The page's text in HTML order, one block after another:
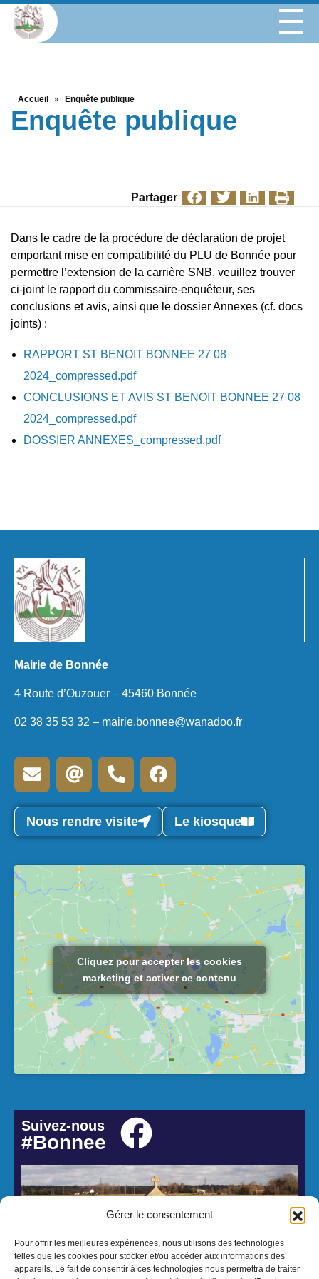
Gérer le consentement
Pour offrir les meilleures expériences, nous utilisons des technologies
telles que les cookies pour stocker et/ou accéder aux informations des
appareils. Le fait de consentir à ces technologies nous permettra de traiter
Accueil » Enquête publique
Enquête publique
Partager
Dans le cadre de la procédure de déclaration de projet
emportant mise en compatibilité du PLU de Bonnée pour
permettre l’extension de la carrière SNB, veuillez trouver
ci-joint le rapport du commissaire-enquêteur, ses
conclusions et avis, ainsi que le dossier Annexes (cf. docs
joints) :
RAPPORT ST BENOIT BONNEE 27 08
2024_compressed.pdf
CONCLUSIONS ET AVIS ST BENOIT BONNEE 27 08
2024_compressed.pdf
DOSSIER ANNEXES_compressed.pdf
Mairie de Bonnée
4 Route d’Ouzouer – 45460 Bonnée
02 38 35 53 32 – mairie.bonnee@wanadoo.fr
Nous rendre visite Le kiosque
Cliquez pour accepter les cookies
marketing et activer ce contenu
Suivez-nous
#Bonnee